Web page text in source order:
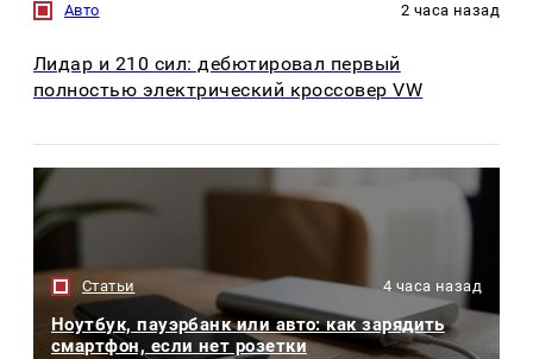
Авто 2 часа назад
Лидар и 210 сил: дебютировал первый
полностью электрический кроссовер VW
Статьи 4 часа назад
Ноутбук, пауэрбанк или авто: как зарядить
смартфон, если нет розетки